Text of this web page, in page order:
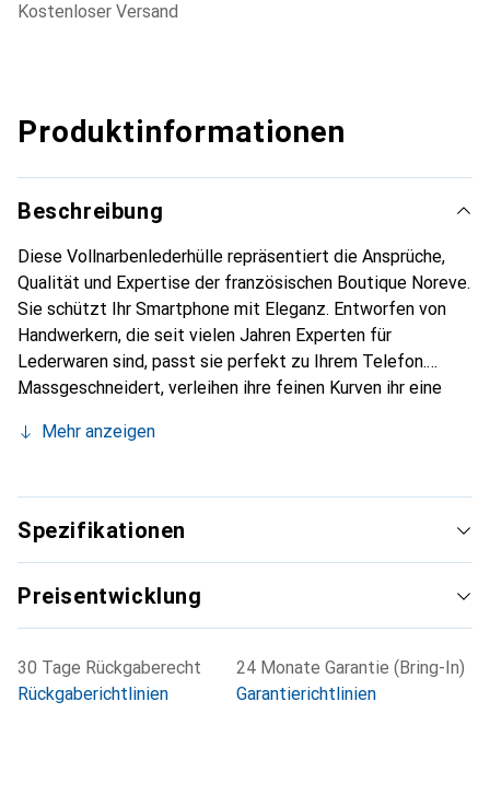
kostenloser Versand
Produktinformationen
Beschreibung
Diese Vollnarbenlederhülle repräsentiert die Ansprüche,
Qualität und Expertise der französischen Boutique Noreve.
Sie schützt Ihr Smartphone mit Eleganz. Entworfen von
Handwerkern, die seit vielen Jahren Experten für
Lederwaren sind, passt sie perfekt zu Ihrem Telefon.
Massgeschneidert, verleihen ihre feinen Kurven ihr eine
unverzichtbaren Accessoire Ihres Smartphones.
die Marke Noreve eine sichere Wahl für eine
anspruchsvolle Kundschaft.
Mehr anzeigen
Spezifikationen
Preisentwicklung
30 Tage Rückgaberecht
Rückgaberichtlinien
24 Monate Garantie (Bring-In)
Garantierichtlinien